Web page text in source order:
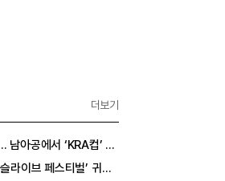
더보기
‘KRA컵’ 개최하는 한국마사회
벌’ 귀환…25,000명 규모 대확장